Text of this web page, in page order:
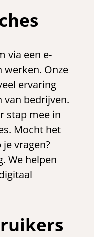
via een e-
werken. Onze
ervaring
bedrijven.
stap mee in
Mocht het
vragen?
We helpen